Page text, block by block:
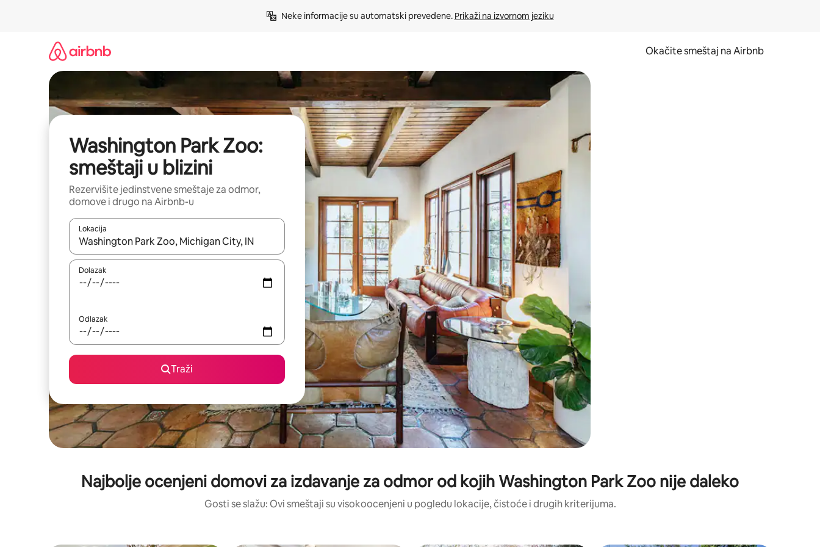
Neke informacije su automatski prevedene. Prikaži na izvornom jeziku
Okačite smeštaj na Airbnb
Washington Park Zoo:
smeštaji u blizini
Rezervišite jedinstvene smeštaje za odmor,
domove i drugo na Airbnb-u
Lokacija
Kad su rezultati dostupni, možete da se krećete kroz njih pomoću strelica nagore i nadole, kao i da ih istražujte dodirom ili prevlačenjem.
Dolazak
Odlazak
Traži
Najbolje ocenjeni domovi za izdavanje za odmor od kojih Washington Park Zoo nije daleko
Gosti se slažu: Ovi smeštaji su visokoocenjeni u pogledu lokacije, čistoće i drugih kriterijuma.